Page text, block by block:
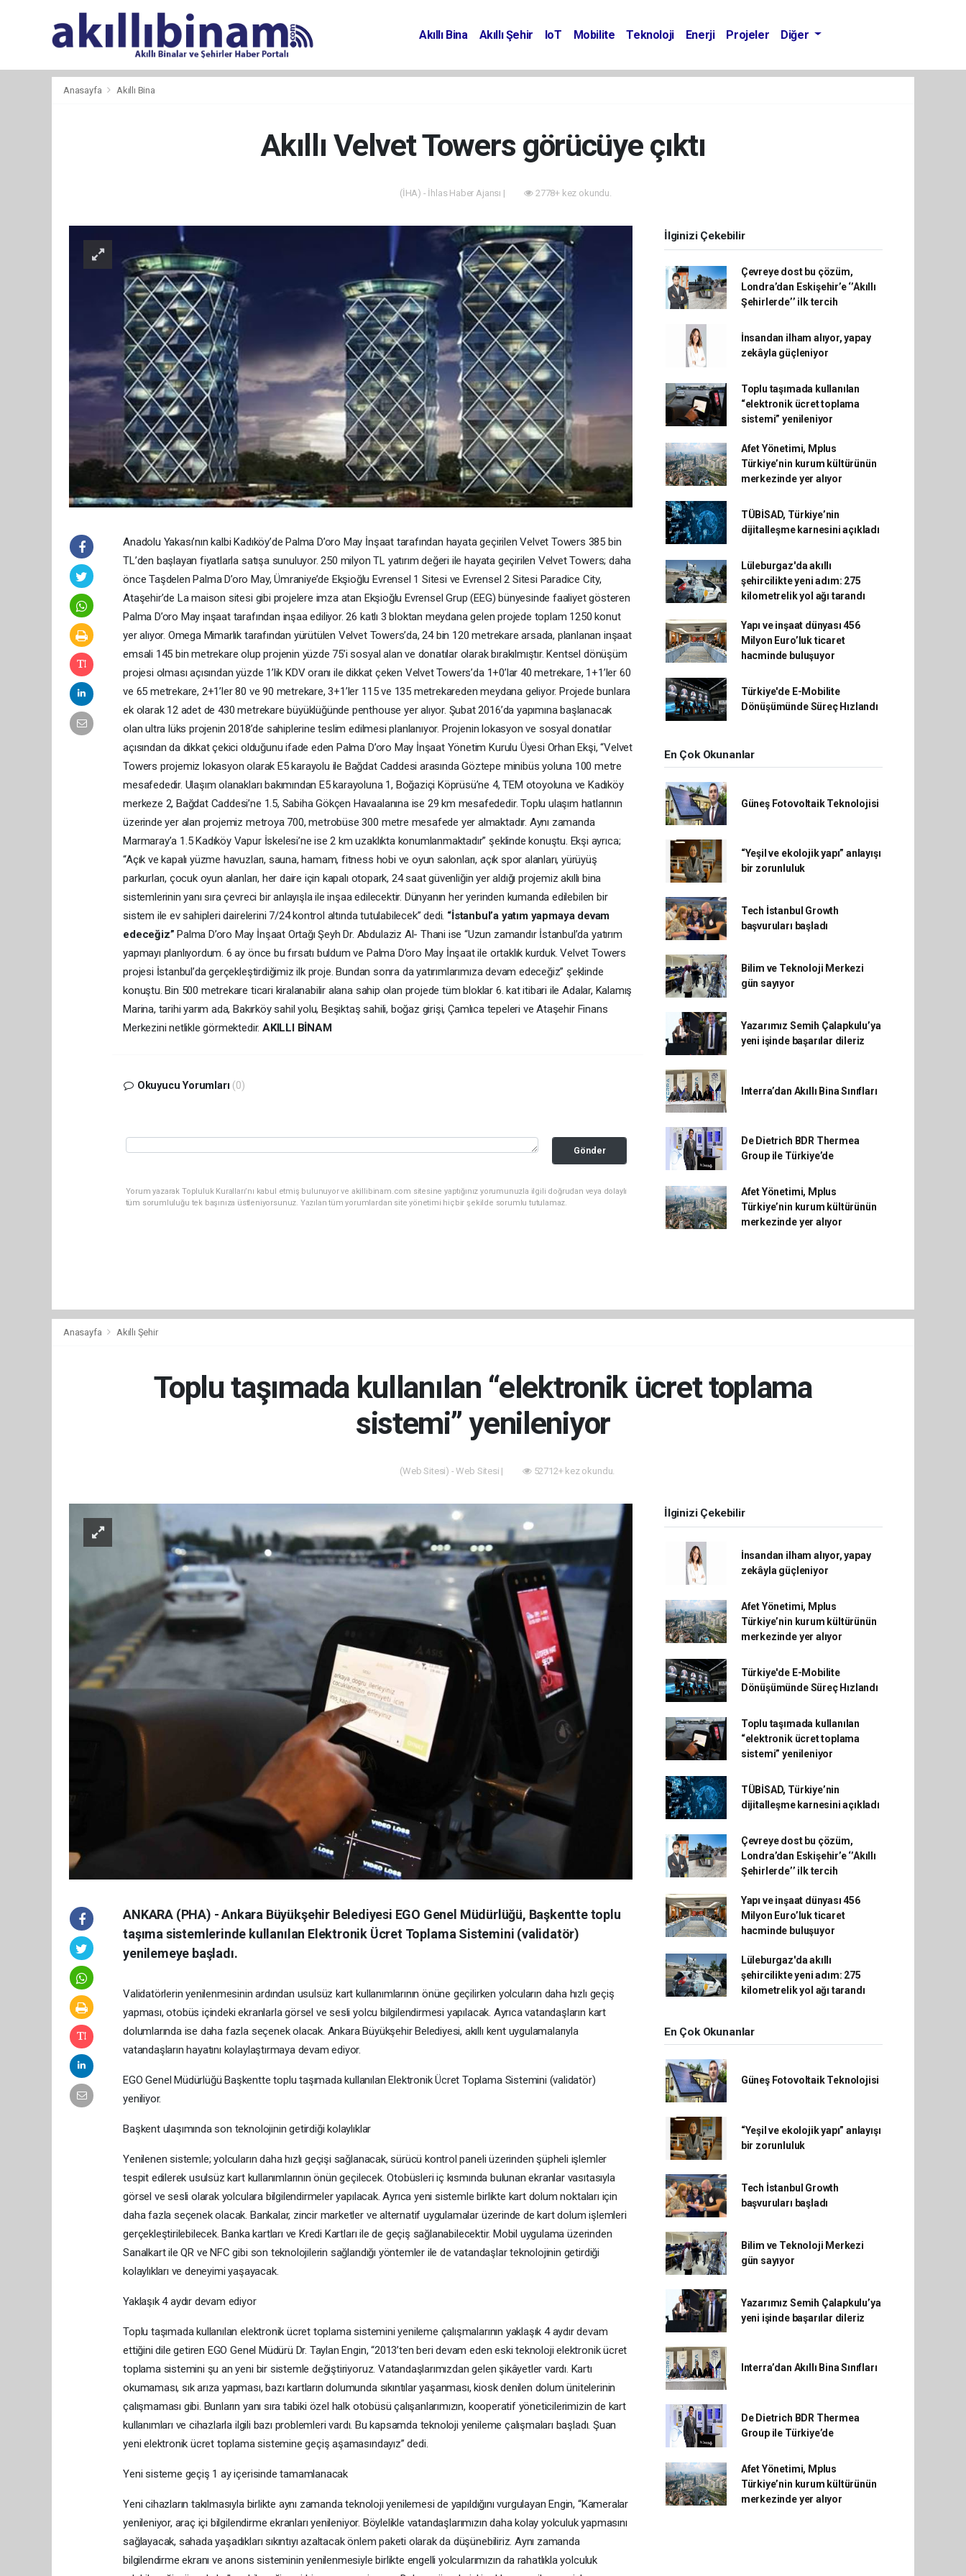
Akıllı Bina Akıllı Şehir IoT Mobilite Teknoloji Enerji Projeler Diğer
Anasayfa Akıllı Bina
Akıllı Velvet Towers görücüye çıktı
(İHA) - İhlas Haber Ajansı | 2778+ kez okundu.
Anadolu Yakası’nın kalbi Kadıköy’de Palma D’oro May İnşaat tarafından hayata geçirilen Velvet Towers 385 bin
TL’den başlayan fiyatlarla satışa sunuluyor. 250 milyon TL yatırım değeri ile hayata geçirilen Velvet Towers; daha
önce Taşdelen Palma D’oro May, Ümraniye’de Ekşioğlu Evrensel 1 Sitesi ve Evrensel 2 Sitesi Paradice City,
Ataşehir’de La maison sitesi gibi projelere imza atan Ekşioğlu Evrensel Grup (EEG) bünyesinde faaliyet gösteren
Palma D’oro May inşaat tarafından inşaa ediliyor. 26 katlı 3 bloktan meydana gelen projede toplam 1250 konut
yer alıyor. Omega Mimarlık tarafından yürütülen Velvet Towers’da, 24 bin 120 metrekare arsada, planlanan inşaat
emsali 145 bin metrekare olup projenin yüzde 75’i sosyal alan ve donatılar olarak bırakılmıştır. Kentsel dönüşüm
projesi olması açısından yüzde 1’lik KDV oranı ile dikkat çeken Velvet Towers’da 1+0’lar 40 metrekare, 1+1’ler 60
ve 65 metrekare, 2+1’ler 80 ve 90 metrekare, 3+1’ler 115 ve 135 metrekareden meydana geliyor. Projede bunlara
ek olarak 12 adet de 430 metrekare büyüklüğünde penthouse yer alıyor. Şubat 2016’da yapımına başlanacak
olan ultra lüks projenin 2018’de sahiplerine teslim edilmesi planlanıyor. Projenin lokasyon ve sosyal donatılar
açısından da dikkat çekici olduğunu ifade eden Palma D’oro May İnşaat Yönetim Kurulu Üyesi Orhan Ekşi, “Velvet
Towers projemiz lokasyon olarak E5 karayolu ile Bağdat Caddesi arasında Göztepe minibüs yoluna 100 metre
mesafededir. Ulaşım olanakları bakımından E5 karayoluna 1, Boğaziçi Köprüsü’ne 4, TEM otoyoluna ve Kadıköy
merkeze 2, Bağdat Caddesi’ne 1.5, Sabiha Gökçen Havaalanına ise 29 km mesafededir. Toplu ulaşım hatlarının
üzerinde yer alan projemiz metroya 700, metrobüse 300 metre mesafede yer almaktadır. Aynı zamanda
Marmaray’a 1.5 Kadıköy Vapur İskelesi’ne ise 2 km uzaklıkta konumlanmaktadır” şeklinde konuştu. Ekşi ayrıca;
“Açık ve kapalı yüzme havuzları, sauna, hamam, fitness hobi ve oyun salonları, açık spor alanları, yürüyüş
parkurları, çocuk oyun alanları, her daire için kapalı otopark, 24 saat güvenliğin yer aldığı projemiz akıllı bina
sistemlerinin yanı sıra çevreci bir anlayışla ile inşaa edilecektir. Dünyanın her yerinden kumanda edilebilen bir
sistem ile ev sahipleri dairelerini 7/24 kontrol altında tutulabilecek” dedi. “İstanbul’a yatım yapmaya devam
edeceğiz” Palma D’oro May İnşaat Ortağı Şeyh Dr. Abdulaziz Al- Thani ise “Uzun zamandır İstanbul’da yatırım
yapmayı planlıyordum. 6 ay önce bu fırsatı buldum ve Palma D’oro May İnşaat ile ortaklık kurduk. Velvet Towers
projesi İstanbul’da gerçekleştirdiğimiz ilk proje. Bundan sonra da yatırımlarımıza devam edeceğiz” şeklinde
konuştu. Bin 500 metrekare ticari kiralanabilir alana sahip olan projede tüm bloklar 6. kat itibari ile Adalar, Kalamış
Marina, tarihi yarım ada, Bakırköy sahil yolu, Beşiktaş sahili, boğaz girişi, Çamlıca tepeleri ve Ataşehir Finans
Merkezini netlikle görmektedir. AKILLI BİNAM
Okuyucu Yorumları (0)
Gönder
Yorum yazarak Topluluk Kuralları’nı kabul etmiş bulunuyor ve akillibinam.com sitesine yaptığınız yorumunuzla ilgili doğrudan veya dolaylı
tüm sorumluluğu tek başınıza üstleniyorsunuz. Yazılan tüm yorumlardan site yönetimi hiçbir şekilde sorumlu tutulamaz.
İlginizi Çekebilir
Çevreye dost bu çözüm,
Londra’dan Eskişehir’e ‘’Akıllı
Şehirlerde’’ ilk tercih
İnsandan ilham alıyor, yapay
zekâyla güçleniyor
Toplu taşımada kullanılan
“elektronik ücret toplama
sistemi” yenileniyor
Afet Yönetimi, Mplus
Türkiye’nin kurum kültürünün
merkezinde yer alıyor
TÜBİSAD, Türkiye’nin
dijitalleşme karnesini açıkladı
Lüleburgaz'da akıllı
şehircilikte yeni adım: 275
kilometrelik yol ağı tarandı
Yapı ve inşaat dünyası 456
Milyon Euro’luk ticaret
hacminde buluşuyor
Türkiye'de E-Mobilite
Dönüşümünde Süreç Hızlandı
En Çok Okunanlar
Güneş Fotovoltaik Teknolojisi
“Yeşil ve ekolojik yapı” anlayışı
bir zorunluluk
Tech İstanbul Growth
başvuruları başladı
Bilim ve Teknoloji Merkezi
gün sayıyor
Yazarımız Semih Çalapkulu’ya
yeni işinde başarılar dileriz
Interra’dan Akıllı Bina Sınıfları
De Dietrich BDR Thermea
Group ile Türkiye’de
Afet Yönetimi, Mplus
Türkiye’nin kurum kültürünün
merkezinde yer alıyor
Anasayfa Akıllı Şehir
Toplu taşımada kullanılan “elektronik ücret toplama
sistemi” yenileniyor
(Web Sitesi) - Web Sitesi | 52712+ kez okundu.
ANKARA (PHA) - Ankara Büyükşehir Belediyesi EGO Genel Müdürlüğü, Başkentte toplu
taşıma sistemlerinde kullanılan Elektronik Ücret Toplama Sistemini (validatör)
yenilemeye başladı.
Validatörlerin yenilenmesinin ardından usulsüz kart kullanımlarının önüne geçilirken yolcuların daha hızlı geçiş
yapması, otobüs içindeki ekranlarla görsel ve sesli yolcu bilgilendirmesi yapılacak. Ayrıca vatandaşların kart
dolumlarında ise daha fazla seçenek olacak. Ankara Büyükşehir Belediyesi, akıllı kent uygulamalarıyla
vatandaşların hayatını kolaylaştırmaya devam ediyor.
EGO Genel Müdürlüğü Başkentte toplu taşımada kullanılan Elektronik Ücret Toplama Sistemini (validatör)
yeniliyor.
Başkent ulaşımında son teknolojinin getirdiği kolaylıklar
Yenilenen sistemle; yolcuların daha hızlı geçişi sağlanacak, sürücü kontrol paneli üzerinden şüpheli işlemler
tespit edilerek usulsüz kart kullanımlarının önün geçilecek. Otobüsleri iç kısmında bulunan ekranlar vasıtasıyla
görsel ve sesli olarak yolculara bilgilendirmeler yapılacak. Ayrıca yeni sistemle birlikte kart dolum noktaları için
daha fazla seçenek olacak. Bankalar, zincir marketler ve alternatif uygulamalar üzerinde de kart dolum işlemleri
gerçekleştirilebilecek. Banka kartları ve Kredi Kartları ile de geçiş sağlanabilecektir. Mobil uygulama üzerinden
Sanalkart ile QR ve NFC gibi son teknolojilerin sağlandığı yöntemler ile de vatandaşlar teknolojinin getirdiği
kolaylıkları ve deneyimi yaşayacak.
Yaklaşık 4 aydır devam ediyor
Toplu taşımada kullanılan elektronik ücret toplama sistemini yenileme çalışmalarının yaklaşık 4 aydır devam
ettiğini dile getiren EGO Genel Müdürü Dr. Taylan Engin, “2013’ten beri devam eden eski teknoloji elektronik ücret
toplama sistemini şu an yeni bir sistemle değiştiriyoruz. Vatandaşlarımızdan gelen şikâyetler vardı. Kartı
okumaması, sık arıza yapması, bazı kartların dolumunda sıkıntılar yaşanması, kiosk denilen dolum ünitelerinin
çalışmaması gibi. Bunların yanı sıra tabiki özel halk otobüsü çalışanlarımızın, kooperatif yöneticilerimizin de kart
kullanımları ve cihazlarla ilgili bazı problemleri vardı. Bu kapsamda teknoloji yenileme çalışmaları başladı. Şuan
yeni elektronik ücret toplama sistemine geçiş aşamasındayız” dedi.
Yeni sisteme geçiş 1 ay içerisinde tamamlanacak
Yeni cihazların takılmasıyla birlikte aynı zamanda teknoloji yenilemesi de yapıldığını vurgulayan Engin, “Kameralar
yenileniyor, araç içi bilgilendirme ekranları yenileniyor. Böylelikle vatandaşlarımızın daha kolay yolculuk yapmasını
sağlayacak, sahada yaşadıkları sıkıntıyı azaltacak önlem paketi olarak da düşünebiliriz. Aynı zamanda
bilgilendirme ekranı ve anons sisteminin yenilenmesiyle birlikte engelli yolcularımızın da rahatlıkla yolculuk
İlginizi Çekebilir
İnsandan ilham alıyor, yapay
zekâyla güçleniyor
Afet Yönetimi, Mplus
Türkiye’nin kurum kültürünün
merkezinde yer alıyor
Türkiye'de E-Mobilite
Dönüşümünde Süreç Hızlandı
Toplu taşımada kullanılan
“elektronik ücret toplama
sistemi” yenileniyor
TÜBİSAD, Türkiye’nin
dijitalleşme karnesini açıkladı
Çevreye dost bu çözüm,
Londra’dan Eskişehir’e ‘’Akıllı
Şehirlerde’’ ilk tercih
Yapı ve inşaat dünyası 456
Milyon Euro’luk ticaret
hacminde buluşuyor
Lüleburgaz'da akıllı
şehircilikte yeni adım: 275
kilometrelik yol ağı tarandı
En Çok Okunanlar
Güneş Fotovoltaik Teknolojisi
“Yeşil ve ekolojik yapı” anlayışı
bir zorunluluk
Tech İstanbul Growth
başvuruları başladı
Bilim ve Teknoloji Merkezi
gün sayıyor
Yazarımız Semih Çalapkulu’ya
yeni işinde başarılar dileriz
Interra’dan Akıllı Bina Sınıfları
De Dietrich BDR Thermea
Group ile Türkiye’de
Afet Yönetimi, Mplus
Türkiye’nin kurum kültürünün
merkezinde yer alıyor